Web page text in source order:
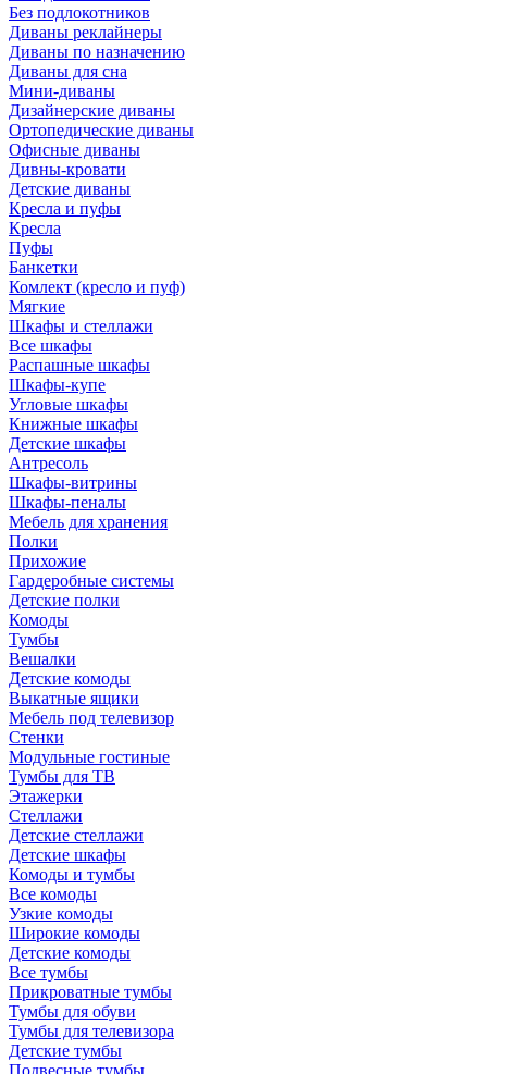
Без подлокотников
Диваны реклайнеры
Диваны по назначению
Диваны для сна
Мини-диваны
Дизайнерские диваны
Ортопедические диваны
Офисные диваны
Дивны-кровати
Детские диваны
Кресла и пуфы
Кресла
Пуфы
Банкетки
Комлект (кресло и пуф)
Мягкие
Шкафы и стеллажи
Все шкафы
Распашные шкафы
Шкафы-купе
Угловые шкафы
Книжные шкафы
Детские шкафы
Антресоль
Шкафы-витрины
Шкафы-пеналы
Мебель для хранения
Полки
Прихожие
Гардеробные системы
Детские полки
Комоды
Тумбы
Вешалки
Детские комоды
Выкатные ящики
Мебель под телевизор
Стенки
Модульные гостиные
Тумбы для ТВ
Этажерки
Стеллажи
Детские стеллажи
Детские шкафы
Комоды и тумбы
Все комоды
Узкие комоды
Широкие комоды
Детские комоды
Все тумбы
Прикроватные тумбы
Тумбы для обуви
Тумбы для телевизора
Детские тумбы
Подвесные тумбы